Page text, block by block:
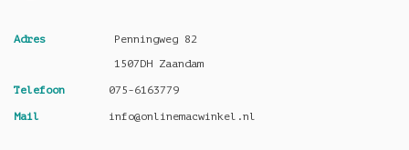
Adres
Penningweg 82
1507DH Zaandam
Telefoon 075-6163779
Mail info@onlinemacwinkel.nl